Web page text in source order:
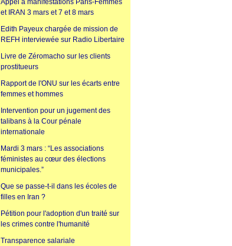
Appel à manifestations Paris-Femmes
et IRAN 3 mars et 7 et 8 mars
Edith Payeux chargée de mission de
REFH interviewée sur Radio Libertaire
Livre de Zéromacho sur les clients
prostitueurs
Rapport de l'ONU sur les écarts entre
femmes et hommes
Intervention pour un jugement des
talibans à la Cour pénale
internationale
Mardi 3 mars : “Les associations
féministes au cœur des élections
municipales.”
Que se passe-t-il dans les écoles de
filles en Iran ?
Pétition pour l'adoption d'un traité sur
les crimes contre l'humanité
Transparence salariale